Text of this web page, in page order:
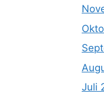
Juli